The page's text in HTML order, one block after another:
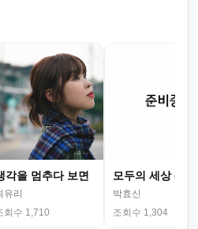
각을 멈추다 보면
유리
회수 1,710
모두의 세상 (뮤
박효신
조회수 1,304